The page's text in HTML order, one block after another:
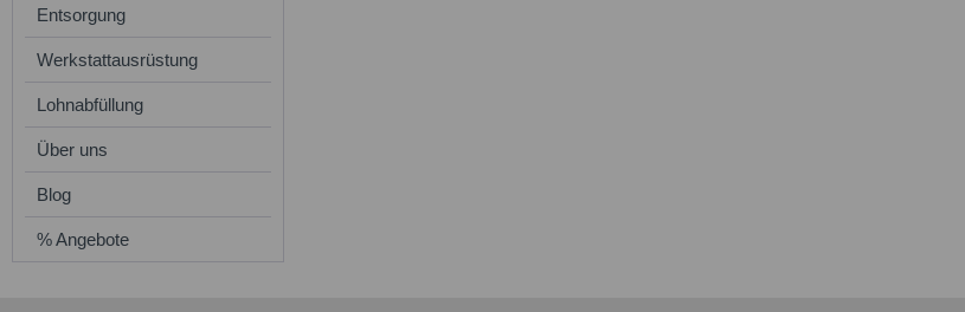
Entsorgung
Werkstattausrüstung
Lohnabfüllung
Über uns
Blog
% Angebote